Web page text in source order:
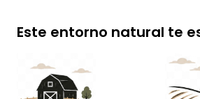
Este entorno natural te